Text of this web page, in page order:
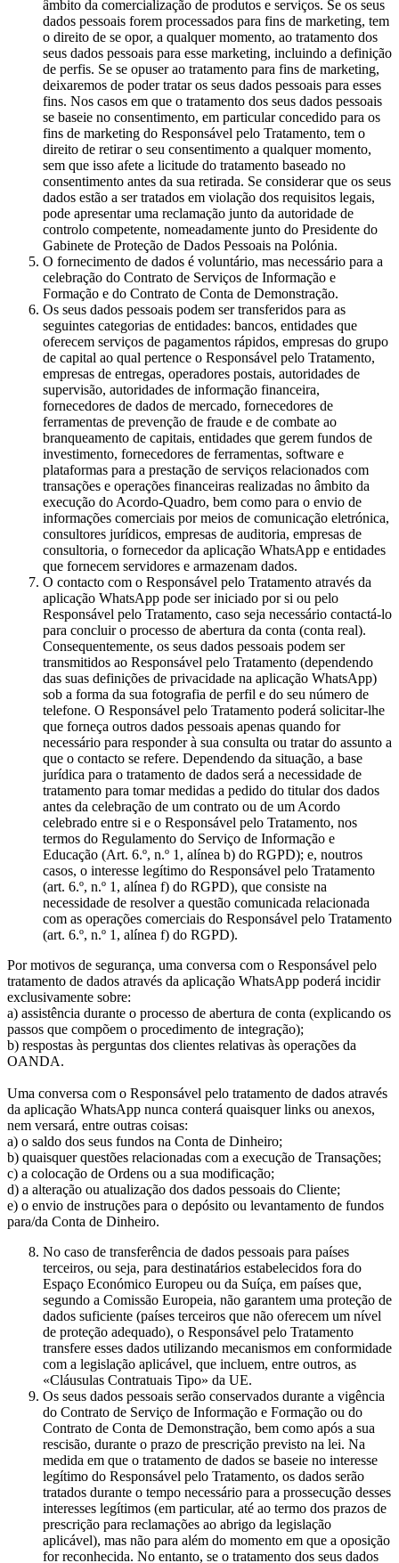
âmbito da comercialização de produtos e serviços. Se os seus
dados pessoais forem processados para fins de marketing, tem
o direito de se opor, a qualquer momento, ao tratamento dos
seus dados pessoais para esse marketing, incluindo a definição
de perfis. Se se opuser ao tratamento para fins de marketing,
deixaremos de poder tratar os seus dados pessoais para esses
fins. Nos casos em que o tratamento dos seus dados pessoais
se baseie no consentimento, em particular concedido para os
fins de marketing do Responsável pelo Tratamento, tem o
direito de retirar o seu consentimento a qualquer momento,
sem que isso afete a licitude do tratamento baseado no
consentimento antes da sua retirada. Se considerar que os seus
dados estão a ser tratados em violação dos requisitos legais,
pode apresentar uma reclamação junto da autoridade de
controlo competente, nomeadamente junto do Presidente do
Gabinete de Proteção de Dados Pessoais na Polónia.
O fornecimento de dados é voluntário, mas necessário para a
celebração do Contrato de Serviços de Informação e
Formação e do Contrato de Conta de Demonstração.
Os seus dados pessoais podem ser transferidos para as
seguintes categorias de entidades: bancos, entidades que
oferecem serviços de pagamentos rápidos, empresas do grupo
de capital ao qual pertence o Responsável pelo Tratamento,
empresas de entregas, operadores postais, autoridades de
supervisão, autoridades de informação financeira,
fornecedores de dados de mercado, fornecedores de
ferramentas de prevenção de fraude e de combate ao
branqueamento de capitais, entidades que gerem fundos de
investimento, fornecedores de ferramentas, software e
plataformas para a prestação de serviços relacionados com
transações e operações financeiras realizadas no âmbito da
execução do Acordo-Quadro, bem como para o envio de
informações comerciais por meios de comunicação eletrónica,
consultores jurídicos, empresas de auditoria, empresas de
consultoria, o fornecedor da aplicação WhatsApp e entidades
que fornecem servidores e armazenam dados.
O contacto com o Responsável pelo Tratamento através da
aplicação WhatsApp pode ser iniciado por si ou pelo
Responsável pelo Tratamento, caso seja necessário contactá-lo
para concluir o processo de abertura da conta (conta real).
Consequentemente, os seus dados pessoais podem ser
transmitidos ao Responsável pelo Tratamento (dependendo
das suas definições de privacidade na aplicação WhatsApp)
sob a forma da sua fotografia de perfil e do seu número de
telefone. O Responsável pelo Tratamento poderá solicitar-lhe
que forneça outros dados pessoais apenas quando for
necessário para responder à sua consulta ou tratar do assunto a
que o contacto se refere. Dependendo da situação, a base
jurídica para o tratamento de dados será a necessidade de
tratamento para tomar medidas a pedido do titular dos dados
antes da celebração de um contrato ou de um Acordo
celebrado entre si e o Responsável pelo Tratamento, nos
termos do Regulamento do Serviço de Informação e
Educação (Art. 6.º, n.º 1, alínea b) do RGPD); e, noutros
casos, o interesse legítimo do Responsável pelo Tratamento
(art. 6.º, n.º 1, alínea f) do RGPD), que consiste na
necessidade de resolver a questão comunicada relacionada
com as operações comerciais do Responsável pelo Tratamento
(art. 6.º, n.º 1, alínea f) do RGPD).
Por motivos de segurança, uma conversa com o Responsável pelo
tratamento de dados através da aplicação WhatsApp poderá incidir
exclusivamente sobre:
a) assistência durante o processo de abertura de conta (explicando os
passos que compõem o procedimento de integração);
b) respostas às perguntas dos clientes relativas às operações da
OANDA.
Uma conversa com o Responsável pelo tratamento de dados através
da aplicação WhatsApp nunca conterá quaisquer links ou anexos,
nem versará, entre outras coisas:
a) o saldo dos seus fundos na Conta de Dinheiro;
b) quaisquer questões relacionadas com a execução de Transações;
c) a colocação de Ordens ou a sua modificação;
d) a alteração ou atualização dos dados pessoais do Cliente;
e) o envio de instruções para o depósito ou levantamento de fundos
para/da Conta de Dinheiro.
No caso de transferência de dados pessoais para países
terceiros, ou seja, para destinatários estabelecidos fora do
Espaço Económico Europeu ou da Suíça, em países que,
segundo a Comissão Europeia, não garantem uma proteção de
dados suficiente (países terceiros que não oferecem um nível
de proteção adequado), o Responsável pelo Tratamento
transfere esses dados utilizando mecanismos em conformidade
com a legislação aplicável, que incluem, entre outros, as
«Cláusulas Contratuais Tipo» da UE.
Os seus dados pessoais serão conservados durante a vigência
do Contrato de Serviço de Informação e Formação ou do
Contrato de Conta de Demonstração, bem como após a sua
rescisão, durante o prazo de prescrição previsto na lei. Na
medida em que o tratamento de dados se baseie no interesse
legítimo do Responsável pelo Tratamento, os dados serão
tratados durante o tempo necessário para a prossecução desses
interesses legítimos (em particular, até ao termo dos prazos de
prescrição para reclamações ao abrigo da legislação
aplicável), mas não para além do momento em que a oposição
for reconhecida. No entanto, se o tratamento dos seus dados